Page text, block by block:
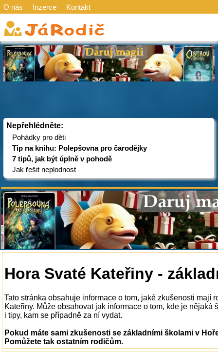
O nás Inzerce Kontakt
Nepřehlédněte:
Pohádky pro děti
Tip na knihu: Polepšovna pro čarodějky
7 tipů, jak být úplně v pohodě
Jak řešit neplodnost
Hora Svaté Kateřiny -
Tato stránka obsahuje informace o tom, jaké zkušenosti mají
Kateřiny. Může obsahovat jak informace o tom, kde je
i tipy, kam se případně za ní vydat.
Pokud máte sami zkušenosti se základními školami v
Pomůžete tak ostatním rodičům.